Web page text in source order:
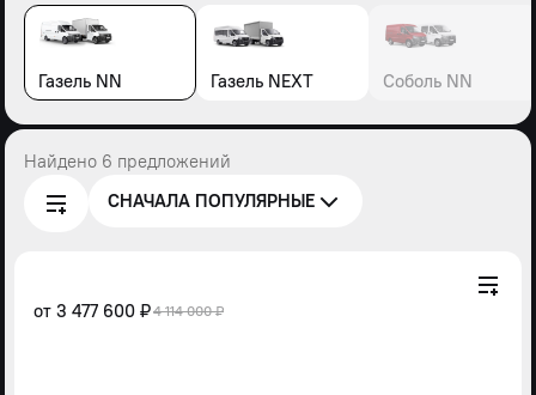
Газель NN Газель NEXT Соболь NN
Найдено 6 предложений
СНАЧАЛА ПОПУЛЯРНЫЕ
от 3 477 600 ₽4 114 000 ₽